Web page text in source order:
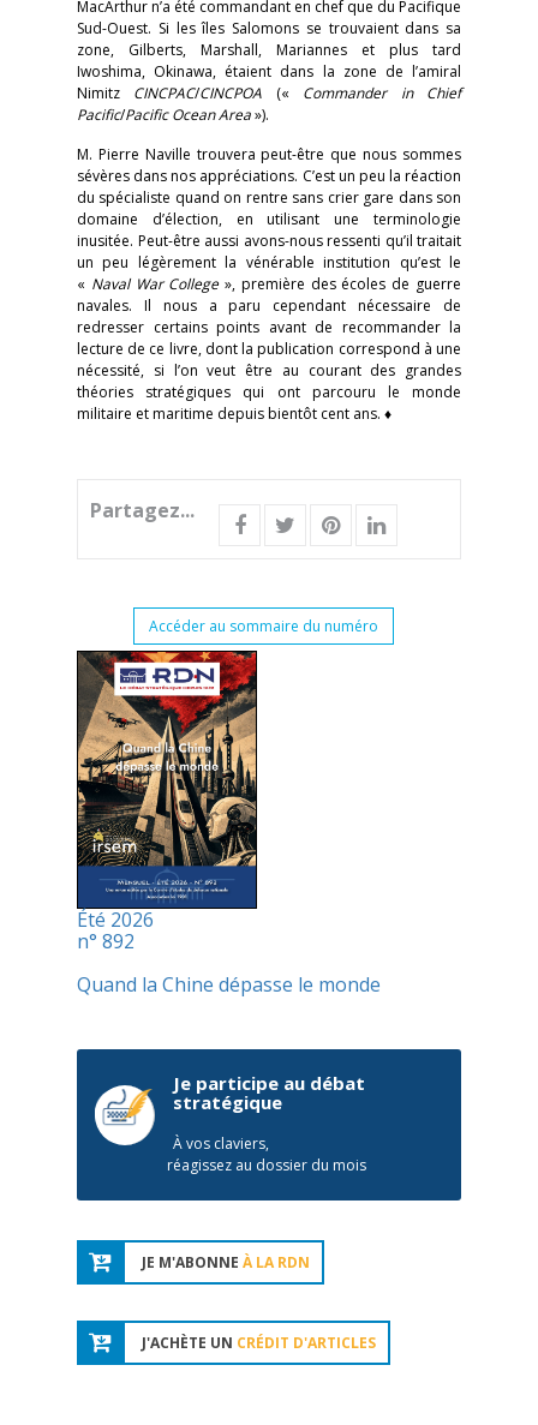
MacArthur n’a été commandant en chef que du Pacifique
Sud-Ouest. Si les îles Salomons se trouvaient dans sa
zone, Gilberts, Marshall, Mariannes et plus tard
Iwoshima, Okinawa, étaient dans la zone de l’amiral
Nimitz CINCPAC/CINCPOA (« Commander in Chief
Pacific/Pacific Ocean Area»).
M. Pierre Naville trouvera peut-être que nous sommes
sévères dans nos appréciations. C’est un peu la réaction
du spécialiste quand on rentre sans crier gare dans son
domaine d’élection, en utilisant une terminologie
inusitée. Peut-être aussi avons-nous ressenti qu’il traitait
un peu légèrement la vénérable institution qu’est le
« Naval War College», première des écoles de guerre
navales. Il nous a paru cependant nécessaire de
redresser certains points avant de recommander la
lecture de ce livre, dont la publication correspond à une
nécessité, si l’on veut être au courant des grandes
théories stratégiques qui ont parcouru le monde
militaire et maritime depuis bientôt cent ans. ♦
Partagez...
Accéder au sommaire du numéro
Été 2026
n° 892
Quand la Chine dépasse le monde
Je participe au débat
stratégique
À vos claviers,
réagissez au dossier du mois
JE M'ABONNE À LA RDN
J'ACHÈTE UN CRÉDIT D'ARTICLES